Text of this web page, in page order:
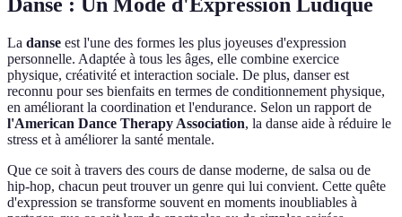
La danse est l'une des formes les plus joyeuses d'expression
personnelle. Adaptée à tous les âges, elle combine exercice
physique, créativité et interaction sociale. De plus, danser est
reconnu pour ses bienfaits en termes de conditionnement physique,
en améliorant la coordination et l'endurance. Selon un rapport de
l'American Dance Therapy Association, la danse aide à réduire le
stress et à améliorer la santé mentale.
Que ce soit à travers des cours de danse moderne, de salsa ou de
hip-hop, chacun peut trouver un genre qui lui convient. Cette quête
d'expression se transforme souvent en moments inoubliables à